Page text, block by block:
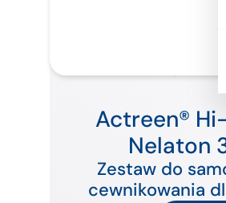
Actreen®
Nelaton
Zestaw do
cewnikowania